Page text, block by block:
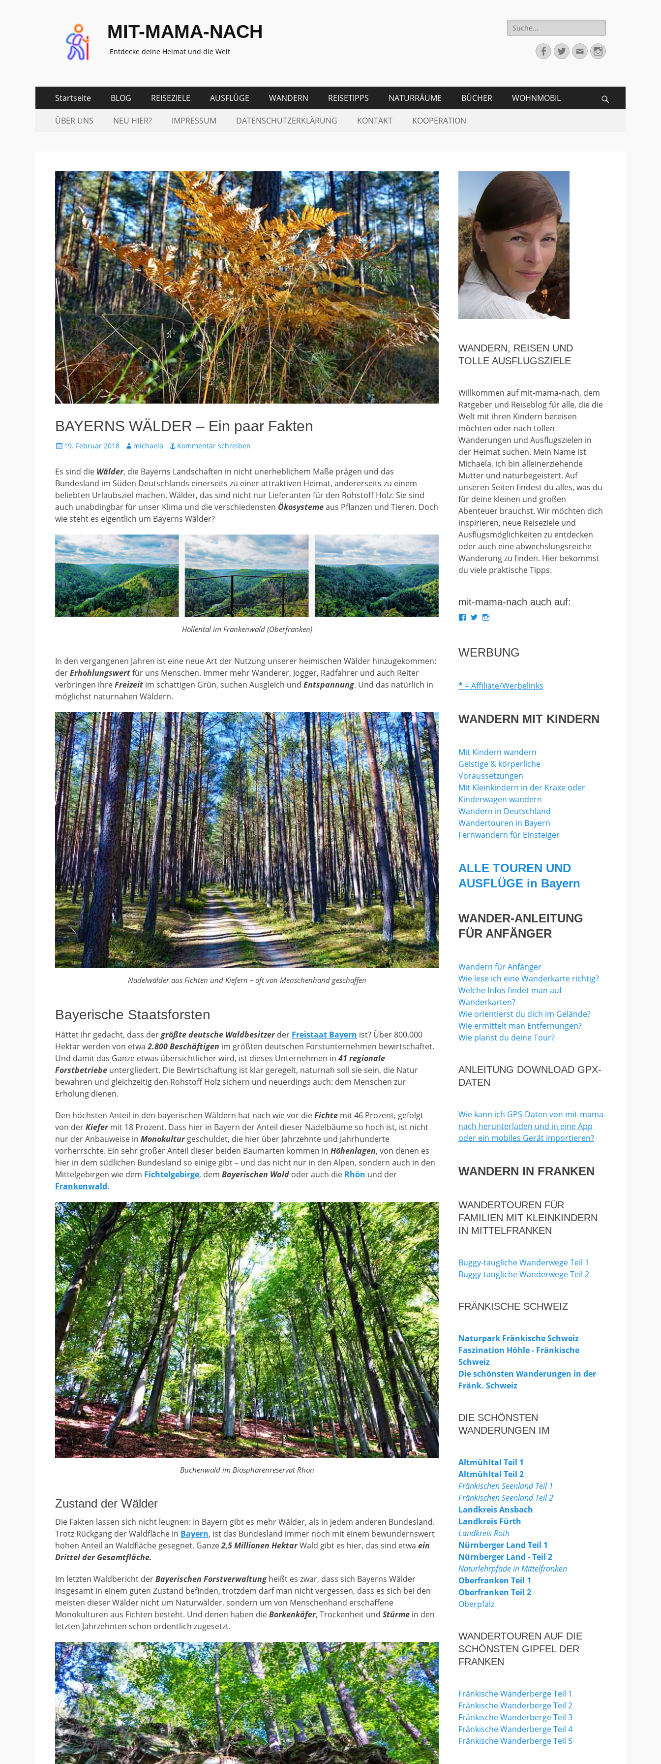
MIT-MAMA-NACH
Entdecke deine Heimat und die Welt
Suche
für:
Facebook
TwitterEmailInstagram
Erstes
Menü
Inhalt:
Startseite BLOG REISEZIELE AUSFLÜGE WANDERN REISETIPPS NATURRÄUME BÜCHER WOHNMOBIL
Zweites
Zum
Inhalt:
ÜBER UNS NEU HIER? IMPRESSUM DATENSCHUTZERKLÄRUNG KONTAKT KOOPERATION
BAYERNS WÄLDER – Ein paar Fakten
Gepostet
19. Februar 2018 Autormichaela Kommentar schreiben
Es sind die Wälder, die Bayerns Landschaften in nicht unerheblichem Maße prägen und das
Bundesland im Süden Deutschlands einerseits zu einer attraktiven Heimat, andererseits zu einem
beliebten Urlaubsziel machen. Wälder, das sind nicht nur Lieferanten für den Rohstoff Holz. Sie sind
auch unabdingbar für unser Klima und die verschiedensten Ökosystemeaus Pflanzen und Tieren. Doch
wie steht es eigentlich um Bayerns Wälder?
Höllental im Frankenwald (Oberfranken)
In den vergangenen Jahren ist eine neue Art der Nutzung unserer heimischen Wälder hinzugekommen:
derErhohlungswertfür uns Menschen. Immer mehr Wanderer, Jogger, Radfahrer und auch Reiter
verbringen ihreFreizeit im schattigen Grün, suchen Ausgleich und Entspannung. Und das natürlich in
möglichst naturnahen Wäldern.
Nadelwälder aus Fichten und Kiefern – oft von Menschenhand geschaffen
Bayerische Staatsforsten
Hättet ihr gedacht, dass dergrößte deutsche Waldbesitzerder Freistaat Bayern ist? Über 800.000
Hektar werden von etwa2.800 Beschäftigen im größten deutschen Forstunternehmen bewirtschaftet.
Und damit das Ganze etwas übersichtlicher wird, ist dieses Unternehmen in 41 regionale
Forstbetriebe untergliedert. Die Bewirtschaftung ist klar geregelt, naturnah soll sie sein, die Natur
bewahren und gleichzeitig den Rohstoff Holz sichern und neuerdings auch: dem Menschen zur
Erholung dienen.
Den höchsten Anteil in den bayerischen Wäldern hat nach wie vor dieFichte mit 46 Prozent, gefolgt
von derKiefermit 18 Prozent. Dass hier in Bayern der Anteil dieser Nadelbäume so hoch ist, ist nicht
nur der Anbauweise in Monokulturgeschuldet, die hier über Jahrzehnte und Jahrhunderte
vorherrschte. Ein sehr großer Anteil dieser beiden Baumarten kommen in Höhenlagen, von denen es
hier in dem südlichen Bundesland so einige gibt – und das nicht nur in den Alpen, sondern auch in den
Mittelgebirgen wie dem Fichtelgebirge, dem Bayerischen Wald oder auch die Rhön und der
Frankenwald.
Buchenwald im Biosphärenreservat Rhön
Zustand der Wälder
Die Fakten lassen sich nicht leugnen: In Bayern gibt es mehr Wälder, als in jedem anderen Bundesland.
Trotz Rückgang der Waldfläche in Bayern, ist das Bundesland immer noch mit einem bewundernswert
hohen Anteil an Waldfläche gesegnet. Ganze2,5 Millionen HektarWald gibt es hier, das sind etwa ein
Drittel der Gesamtfläche.
Im letzten Waldbericht derBayerischen Forstverwaltungheißt es zwar, dass sich Bayerns Wälder
insgesamt in einem guten Zustand befinden, trotzdem darf man nicht vergessen, dass es sich bei den
meisten dieser Wälder nicht um Naturwälder, sondern um von Menschenhand erschaffene
Monokulturen aus Fichten besteht. Und denen haben dieBorkenkäfer, Trockenheit und Stürme in den
letzten Jahrzehnten schon ordentlich zugesetzt.
WANDERN, REISEN UND
TOLLE AUSFLUGSZIELE
Willkommen auf mit-mama-nach, dem
Ratgeber und Reiseblog für alle, die die
Welt mit ihren Kindern bereisen
möchten oder nach tollen
Wanderungen und Ausflugszielen in
der Heimat suchen. Mein Name ist
Michaela, ich bin alleinerziehende
Mutter und naturbegeistert. Auf
unseren Seiten findest du alles, was du
für deine kleinen und großen
Abenteuer brauchst. Wir möchten dich
inspirieren, neue Reiseziele und
Ausflugsmöglichkeiten zu entdecken
oder auch eine abwechslungsreiche
Wanderung zu finden. Hier bekommst
du viele praktische Tipps.
mit-mama-nach auch auf:
Profil
Facebook
anzeigen
Profil
Twitter
anzeigen
Instagram
anzeigen
WERBUNG
* = Affiliate/Werbelinks
WANDERN MIT KINDERN
Mit Kindern wandern
Geistige & körperliche
Voraussetzungen
Mit Kleinkindern in der Kraxe oder
Kinderwagen wandern
Wandern in Deutschland
Wandertouren in Bayern
Fernwandern für Einsteiger
ALLE TOUREN UND
AUSFLÜGE in Bayern
WANDER-ANLEITUNG
FÜR ANFÄNGER
Wandern für Anfänger
Wie lese ich eine Wanderkarte richtig?
Welche Infos findet man auf
Wanderkarten?
Wie orientierst du dich im Gelände?
Wie ermittelt man Entfernungen?
Wie planst du deine Tour?
ANLEITUNG DOWNLOAD GPX-
DATEN
Wie kann ich GPS-Daten von mit-mama-
nach herunterladen und in eine App
oder ein mobiles Gerät importieren?
WANDERN IN FRANKEN
WANDERTOUREN FÜR
FAMILIEN MIT KLEINKINDERN
IN MITTELFRANKEN
Buggy-taugliche Wanderwege Teil 1
Buggy-taugliche Wanderwege Teil 2
FRÄNKISCHE SCHWEIZ
Naturpark Fränkische Schweiz
Faszination Höhle - Fränkische
Schweiz
Die schönsten Wanderungen in der
Fränk. Schweiz
DIE SCHÖNSTEN
WANDERUNGEN IM
Altmühltal Teil 1
Altmühltal Teil 2
Fränkischen Seenland Teil 1
Fränkischen Seenland Teil 2
Landkreis Ansbach
Landkreis Fürth
Landkreis Roth
Nürnberger Land Teil 1
Nürnberger Land - Teil 2
Naturlehrpfade in Mittelfranken
Oberfranken Teil 1
Oberfranken Teil 2
Oberpfalz
WANDERTOUREN AUF DIE
SCHÖNSTEN GIPFEL DER
FRANKEN
Fränkische Wanderberge Teil 1
Fränkische Wanderberge Teil 2
Fränkische Wanderberge Teil 3
Fränkische Wanderberge Teil 4
Fränkische Wanderberge Teil 5